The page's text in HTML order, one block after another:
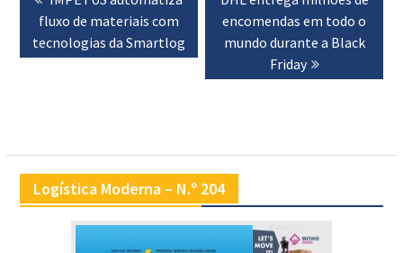
de
artigos
post:
fluxo de materiais com
tecnologias da Smartlog
post:
encomendas em todo o
mundo durante a Black
Friday
Logística Moderna – N.º 204